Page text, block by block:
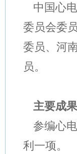
中国心
委员会委
委员、河
员。
主要成果
参编心
利一项。